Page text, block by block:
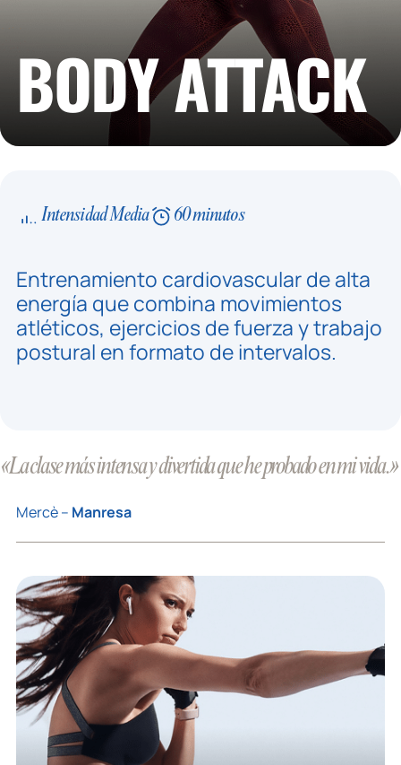
BODY ATTACK
Intensidad Media 60 minutos
Entrenamiento cardiovascular de alta
energía que combina movimientos
atléticos, ejercicios de fuerza y trabajo
postural en formato de intervalos.
«La clase más intensa y divertida que he probado en mi vida.»
Mercè – Manresa